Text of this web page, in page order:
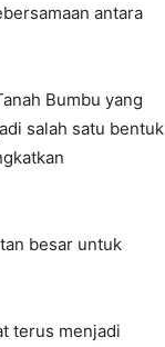
antara
Bumbu yang
salah satu bentuk
besar untuk
terus menjadi